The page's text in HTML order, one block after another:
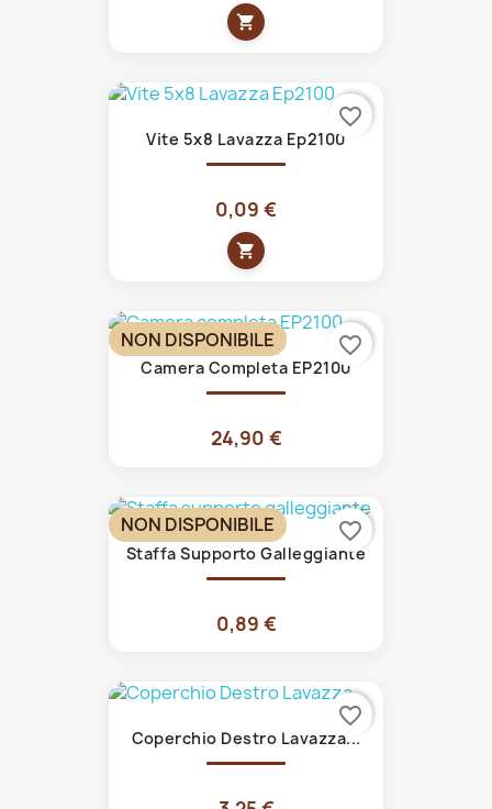
shopping_cart
Vite 5x8 Lavazza Ep2100
0,09 €
shopping_cart
favorite_border
Camera Completa EP2100
24,90 €
NON DISPONIBILE favorite_border
Staffa Supporto Galleggiante
0,89 €
NON DISPONIBILE favorite_border
Coperchio Destro Lavazza...
favorite_border